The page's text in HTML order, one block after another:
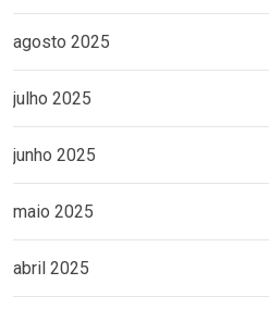
agosto 2025
julho 2025
junho 2025
maio 2025
abril 2025